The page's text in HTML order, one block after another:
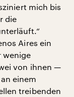
mich bis
die
Aires ein
wenige
von ihnen —
einem
treibenden